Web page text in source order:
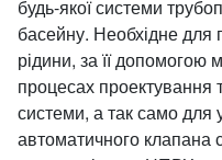
будь-якої системи
басейну. Необхідне для
рідини, за її допомогою
процесах проектування
системи, а так само для
автоматичного клапана